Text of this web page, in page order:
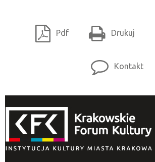
Pdf Drukuj
Kontakt